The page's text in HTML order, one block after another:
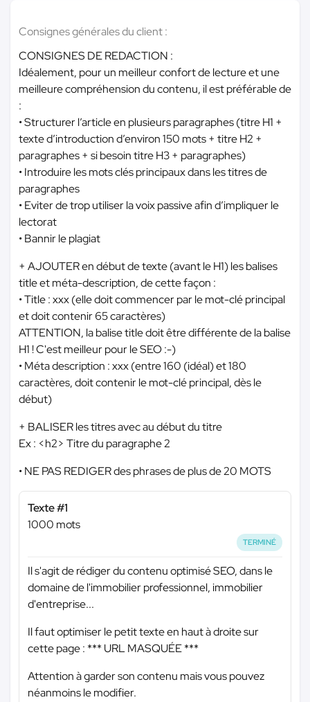
Consignes générales du client :
CONSIGNES DE REDACTION :
Idéalement, pour un meilleur confort de lecture et une
meilleure compréhension du contenu, il est préférable de
:
• Structurer l’article en plusieurs paragraphes (titre H1 +
texte d’introduction d’environ 150 mots + titre H2 +
paragraphes + si besoin titre H3 + paragraphes)
• Introduire les mots clés principaux dans les titres de
paragraphes
• Eviter de trop utiliser la voix passive afin d’impliquer le
lectorat
• Bannir le plagiat
+ AJOUTER en début de texte (avant le H1) les balises
title et méta-description, de cette façon :
• Title : xxx (elle doit commencer par le mot-clé principal
et doit contenir 65 caractères)
ATTENTION, la balise title doit être différente de la balise
H1 ! C'est meilleur pour le SEO :-)
• Méta description : xxx (entre 160 (idéal) et 180
caractères, doit contenir le mot-clé principal, dès le
début)
+ BALISER les titres avec au début du titre
Ex : <h2> Titre du paragraphe 2
• NE PAS REDIGER des phrases de plus de 20 MOTS
Texte #1
1000 mots
TERMINÉ
Il s'agit de rédiger du contenu optimisé SEO, dans le
domaine de l'immobilier professionnel, immobilier
d'entreprise...
Il faut optimiser le petit texte en haut à droite sur
cette page : *** URL MASQUÉE ***
Attention à garder son contenu mais vous pouvez
néanmoins le modifier.